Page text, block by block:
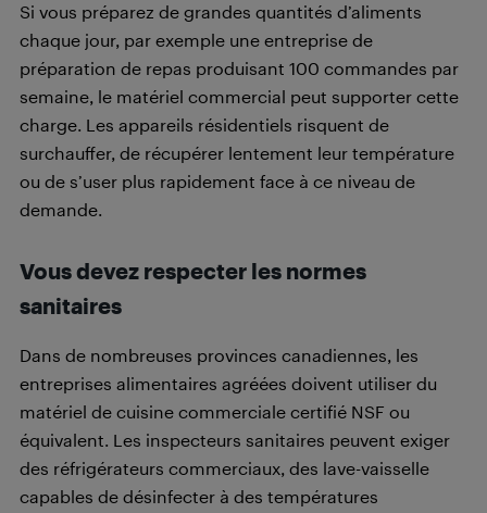
Si vous préparez de grandes quantités d’aliments
chaque jour, par exemple une entreprise de
préparation de repas produisant 100 commandes par
semaine, le matériel commercial peut supporter cette
charge. Les appareils résidentiels risquent de
surchauffer, de récupérer lentement leur température
ou de s’user plus rapidement face à ce niveau de
demande.
Vous devez respecter les normes
sanitaires
Dans de nombreuses provinces canadiennes, les
entreprises alimentaires agréées doivent utiliser du
matériel de cuisine commerciale certifié NSF ou
équivalent. Les inspecteurs sanitaires peuvent exiger
des réfrigérateurs commerciaux, des lave-vaisselle
capables de désinfecter à des températures